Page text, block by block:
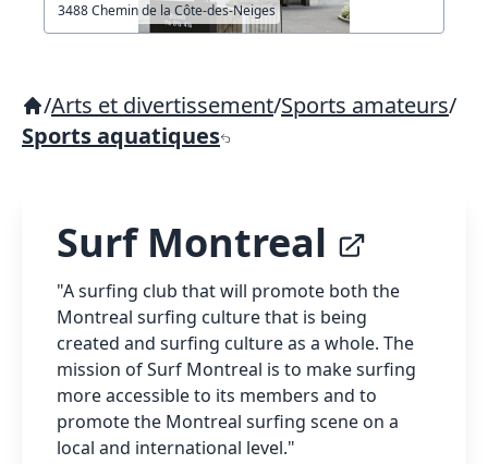
3488 Chemin de la Côte-des-Neiges
/Arts et divertissement/Sports amateurs/
Sports aquatiques
Surf Montreal
"A surfing club that will promote both the
Montreal surfing culture that is being
created and surfing culture as a whole. The
mission of Surf Montreal is to make surfing
more accessible to its members and to
promote the Montreal surfing scene on a
local and international level."